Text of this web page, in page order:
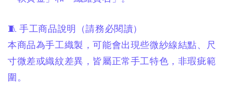
🧵 手工商品說明（請務必閱讀）
本商品為手工織製，可能會出現些微紗線結點、尺
寸微差或織紋差異，皆屬正常手工特色，非瑕疵範
圍。